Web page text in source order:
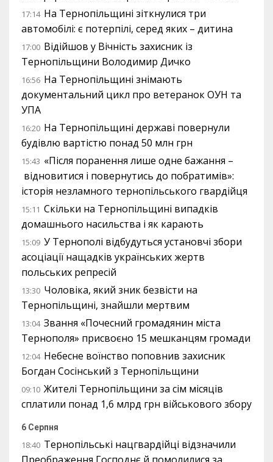
17:14 На Тернопільщині зіткнулися три
автомобілі: є потерпілі, серед яких – дитина
17:00 Відійшов у Вічність захисник із
Тернопільщини Володимир Дичко
16:56 На Тернопільщині знімають
документальний цикл про ветеранок ОУН та
УПА
16:20 На Тернопільщині державі повернули
будівлю вартістю понад 50 млн грн
15:43 «Після поранення лише одне бажання –
відновитися і повернутись до побратимів»:
історія незламного тернопільського гвардійця
15:11 Скільки на Тернопільщині випадків
домашнього насильства і як карають
15:09 У Тернополі відбудуться установчі збори
асоціації нащадків українських жертв
польських репресій
13:30 Чоловіка, який зник безвісти на
Тернопільщині, знайшли мертвим
13:04 Звання «Почесний громадянин міста
Тернополя» присвоєно 15 мешканцям громади
12:04 Небесне воїнство поповнив захисник
Богдан Сосінський з Тернопільщини
09:10 Жителі Тернопільщини за сім місяців
сплатили понад 1,6 млрд грн військового збору
6 Серпня
18:40 Тернопільські нацгвардійці відзначили